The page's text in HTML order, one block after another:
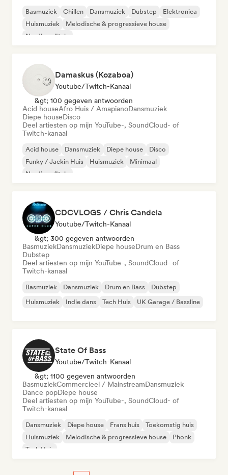
Basmuziek Chillen Dansmuziek Dubstep
Elektronica
Huismuziek
Melodische & progressieve house
Nu-disco/Italo
Damaskus (Kozaboa)
Youtube/Twitch-Kanaal
&gt; 100 gegeven antwoorden
Acid houseAfro Huis / AmapianoDansmuziek
Diepe houseDisco
Deel artiesten op mijn YouTube-, SoundCloud- of
Twitch-kanaal
Acid house Dansmuziek Diepe house
Disco
Funky / Jackin Huis
Huismuziek
Minimaal
Nu-disco/Italo
CDCVLOGS / Chris Candela
Youtube/Twitch-Kanaal
&gt; 300 gegeven antwoorden
BasmuziekDansmuziekDiepe houseDrum en Bass
Dubstep
Deel artiesten op mijn YouTube-, SoundCloud- of
Twitch-kanaal
Basmuziek Dansmuziek Drum en Bass
Dubstep
Huismuziek
Indie dans Tech Huis UK Garage / Bassline
State Of Bass
Youtube/Twitch-Kanaal
&gt; 1100 gegeven antwoorden
BasmuziekCommercieel / MainstreamDansmuziek
Dance popDiepe house
Deel artiesten op mijn YouTube-, SoundCloud- of
Twitch-kanaal
Dansmuziek Diepe house Frans huis
Toekomstig huis
Huismuziek
Melodische & progressieve house
Phonk
Tech Huis